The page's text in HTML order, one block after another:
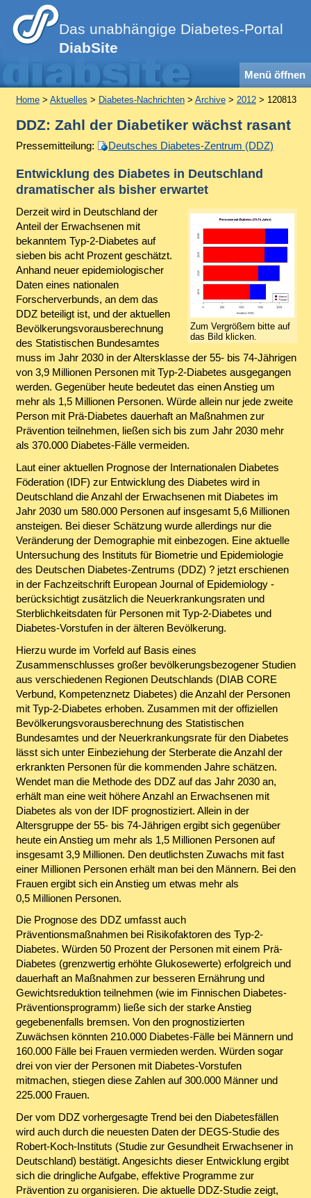
Das unabhängige Diabetes-Portal
DiabSite
Menü öffnen
Home> Aktuelles > Diabetes-Nachrichten> Archive> 2012> 120813
DDZ: Zahl der Diabetiker wächst rasant
Pressemitteilung: Deutsches Diabetes-Zentrum (DDZ)
Entwicklung des Diabetes in Deutschland
dramatischer als bisher erwartet
Zum Vergrößern bitte auf
das Bild klicken.
Derzeit wird in Deutschland der
Anteil der Erwachsenen mit
bekanntem Typ-2-Diabetes auf
sieben bis acht Prozent geschätzt.
Anhand neuer epidemiologischer
Daten eines nationalen
Forscherverbunds, an dem das
DDZ beteiligt ist, und der aktuellen
Bevölkerungsvorausberechnung
des Statistischen Bundesamtes
muss im Jahr 2030 in der Altersklasse der 55- bis 74-Jährigen
von 3,9 Millionen Personen mit Typ-2-Diabetes ausgegangen
werden. Gegenüber heute bedeutet das einen Anstieg um
mehr als 1,5 Millionen Personen. Würde allein nur jede zweite
Person mit Prä-Diabetes dauerhaft an Maßnahmen zur
Prävention teilnehmen, ließen sich bis zum Jahr 2030 mehr
als 370.000 Diabetes-Fälle vermeiden.
Laut einer aktuellen Prognose der Internationalen Diabetes
Föderation (IDF) zur Entwicklung des Diabetes wird in
Deutschland die Anzahl der Erwachsenen mit Diabetes im
Jahr 2030 um 580.000 Personen auf insgesamt 5,6 Millionen
ansteigen. Bei dieser Schätzung wurde allerdings nur die
Veränderung der Demographie mit einbezogen. Eine aktuelle
Untersuchung des Instituts für Biometrie und Epidemiologie
des Deutschen Diabetes-Zentrums (DDZ) ? jetzt erschienen
in der Fachzeitschrift European Journal of Epidemiology -
berücksichtigt zusätzlich die Neuerkrankungsraten und
Sterblichkeitsdaten für Personen mit Typ-2-Diabetes und
Diabetes-Vorstufen in der älteren Bevölkerung.
Hierzu wurde im Vorfeld auf Basis eines
Zusammenschlusses großer bevölkerungsbezogener Studien
aus verschiedenen Regionen Deutschlands (DIAB CORE
Verbund, Kompetenznetz Diabetes) die Anzahl der Personen
mit Typ-2-Diabetes erhoben. Zusammen mit der offiziellen
Bevölkerungsvorausberechnung des Statistischen
Bundesamtes und der Neuerkrankungsrate für den Diabetes
lässt sich unter Einbeziehung der Sterberate die Anzahl der
erkrankten Personen für die kommenden Jahre schätzen.
Wendet man die Methode des DDZ auf das Jahr 2030 an,
erhält man eine weit höhere Anzahl an Erwachsenen mit
Diabetes als von der IDF prognostiziert. Allein in der
Altersgruppe der 55- bis 74-Jährigen ergibt sich gegenüber
heute ein Anstieg um mehr als 1,5 Millionen Personen auf
insgesamt 3,9 Millionen. Den deutlichsten Zuwachs mit fast
einer Millionen Personen erhält man bei den Männern. Bei den
Frauen ergibt sich ein Anstieg um etwas mehr als
0,5 Millionen Personen.
Die Prognose des DDZ umfasst auch
Präventionsmaßnahmen bei Risikofaktoren des Typ-2-
Diabetes. Würden 50 Prozent der Personen mit einem Prä-
Diabetes (grenzwertig erhöhte Glukosewerte) erfolgreich und
dauerhaft an Maßnahmen zur besseren Ernährung und
Gewichtsreduktion teilnehmen (wie im Finnischen Diabetes-
Präventionsprogramm) ließe sich der starke Anstieg
gegebenenfalls bremsen. Von den prognostizierten
Zuwächsen könnten 210.000 Diabetes-Fälle bei Männern und
160.000 Fälle bei Frauen vermieden werden. Würden sogar
drei von vier der Personen mit Diabetes-Vorstufen
mitmachen, stiegen diese Zahlen auf 300.000 Männer und
225.000 Frauen.
Der vom DDZ vorhergesagte Trend bei den Diabetesfällen
wird auch durch die neuesten Daten der DEGS-Studie des
Robert-Koch-Instituts (Studie zur Gesundheit Erwachsener in
Deutschland) bestätigt. Angesichts dieser Entwicklung ergibt
sich die dringliche Aufgabe, effektive Programme zur
Prävention zu organisieren. Die aktuelle DDZ-Studie zeigt,